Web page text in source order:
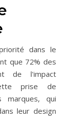
dans le
que 72% des
de l'impact
prise de
marques, qui
leur design